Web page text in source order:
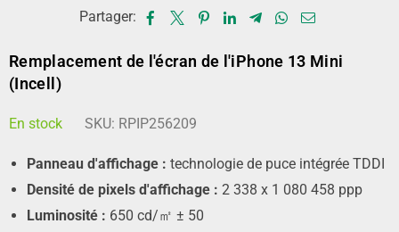
Partager:
Remplacement de l'écran de l'iPhone 13 Mini
(Incell)
En stock SKU: RPIP256209
Panneau d'affichage : technologie de puce intégrée TDDI
Densité de pixels d'affichage : 2 338 x 1 080 458 ppp
Luminosité : 650 cd/㎡ ± 50